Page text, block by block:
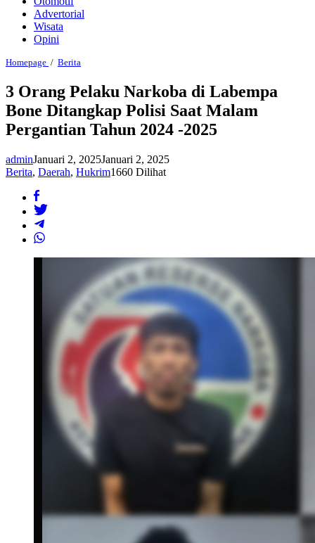
Advertorial
Wisata
Opini
Homepage / Berita
Pelaku
Narkoba
di
Labempa
Bone
Saat
Malam
3 Orang Pelaku Narkoba di Labempa
Bone Ditangkap Polisi Saat Malam
Pergantian Tahun 2024 -2025
adminJanuari 2, 2025Januari 2, 2025
Berita, Daerah, Hukrim1660 Dilihat